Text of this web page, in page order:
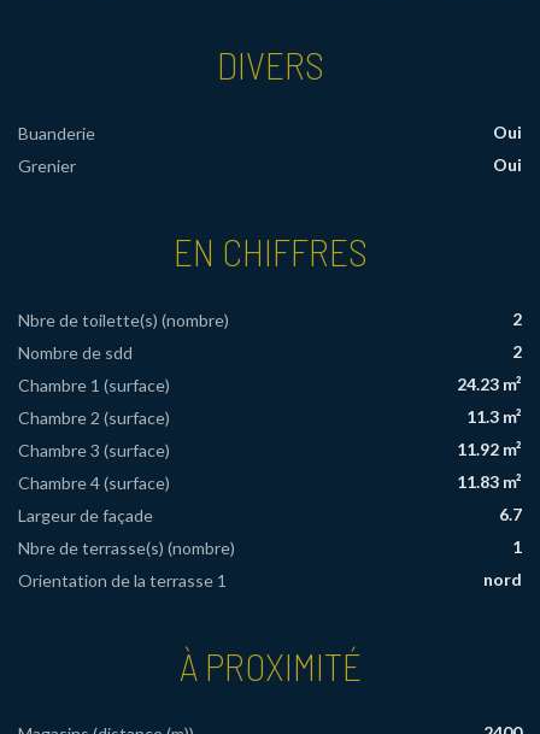
DIVERS
Buanderie
Oui
Grenier
Oui
EN CHIFFRES
Nbre de toilette(s) (nombre)
2
Nombre de sdd
2
Chambre 1 (surface)
24.23 m²
Chambre 2 (surface)
11.3 m²
Chambre 3 (surface)
11.92 m²
Chambre 4 (surface)
11.83 m²
Largeur de façade
6.7
Nbre de terrasse(s) (nombre)
1
Orientation de la terrasse 1
nord
À PROXIMITÉ